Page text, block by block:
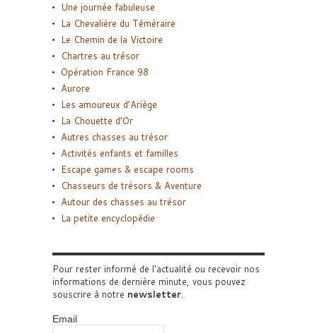
Une journée fabuleuse
La Chevalière du Téméraire
Le Chemin de la Victoire
Chartres au trésor
Opération France 98
Aurore
Les amoureux d’Ariège
La Chouette d’Or
Autres chasses au trésor
Activités enfants et familles
Escape games & escape rooms
Chasseurs de trésors & Aventure
Autour des chasses au trésor
La petite encyclopédie
Pour rester informé de l'actualité ou recevoir nos
informations de dernière minute, vous pouvez
souscrire à notre newsletter.
Email